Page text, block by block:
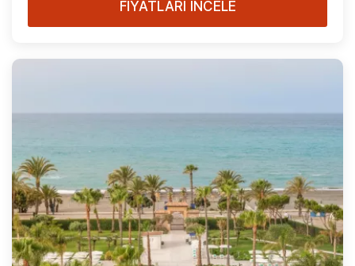
FİYATLARI İNCELE